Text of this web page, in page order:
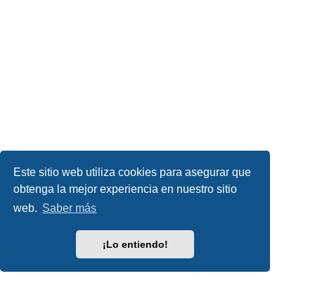
Este sitio web utiliza cookies para asegurar que
obtenga la mejor experiencia en nuestro sitio
web. Saber más
¡Lo entiendo!